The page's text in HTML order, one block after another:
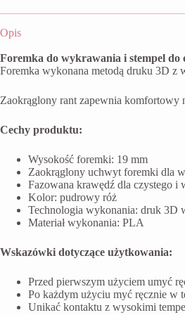
Opis
Foremka do wykrawania i stempel
Foremka wykonana metodą druku 3D z
Zaokrąglony rant zapewnia komfortowy
Cechy produktu:
Wysokość foremki: 19 mm
Zaokrąglony uchwyt foremki dla
Fazowana krawędź dla czystego i
Kolor: pudrowy róż
Technologia wykonania: druk 3D
Materiał wykonania: PLA
Wskazówki dotyczące użytkowania:
Przed pierwszym użyciem umyć
Po każdym użyciu myć ręcznie w
Unikać kontaktu z wysokimi